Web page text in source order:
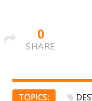
0
SHARE
TOPICS: